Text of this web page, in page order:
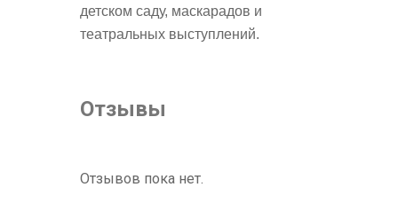
детском саду, маскарадов и
театральных выступлений.
Отзывы
Отзывов пока нет.